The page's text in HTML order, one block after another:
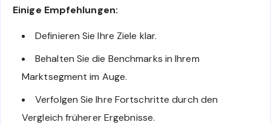
Einige Empfehlungen:
Definieren Sie Ihre Ziele klar.
Behalten Sie die Benchmarks in Ihrem
Marktsegment im Auge.
Verfolgen Sie Ihre Fortschritte durch den
Vergleich früherer Ergebnisse.